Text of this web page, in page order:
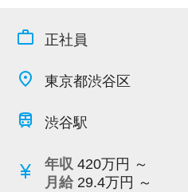
work_outline 正社員
place 東京都渋谷区
train 渋谷駅
currency_yen 年収 420万円 ～
月給 29.4万円 ～